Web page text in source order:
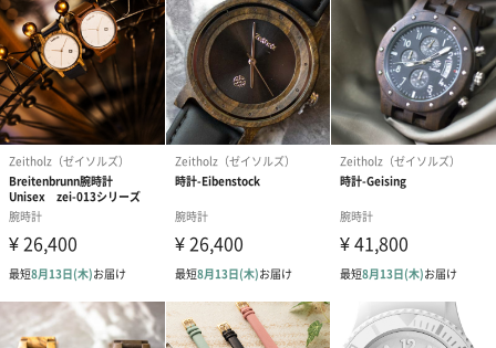
手頃価格でアンティーク風のデザインを手にできるのが魅力のひ
とつです。
ブランド誕生の背景
きっかけは、2人の若いデザイナーが、ロンドンのノッティング・
ヒル ポートペロー通りの骨董市でスイス製のヴィンテージウォッ
チを見つけたことでした。このヴィンテージウォッチに惚れ込ん
だデザイナーたちの想いは、やがて『この時計を現代に蘇らせた
い』とまで考えるようになり、2015年に「ヘンリーロンドン」が
誕生しました。